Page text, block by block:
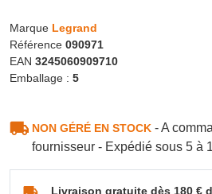
Marque Legrand
Référence 090971
EAN 3245060909710
Emballage : 5
NON GÉRÉ EN STOCK- A
fournisseur - Expédié sous 5 à
Livraison gratuite dès 180 €